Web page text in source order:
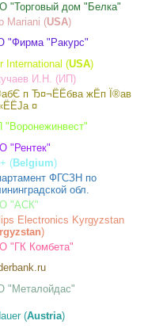
"Торговый дом "Белка"
Mariani (USA)
"Фирма "Ракурс"
International (USA)
И.Н. (ИП)
п Ђ¤¬Ё­Ёбва жЁп Ї®ав
¤
"Воронежинвест"
"Рентек"
(Belgium)
ФГСЗН по
обл.
"АСК"
Electronics Kyrgyzstan
)
"ГК Комбета"
"Металойдас"
(Austria)